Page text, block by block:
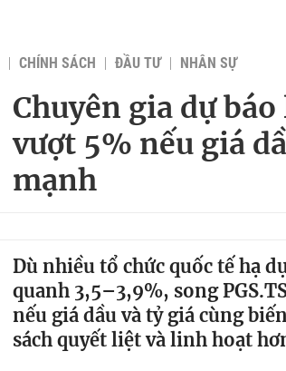
CHÍNH SÁCH ĐẦU TƯ NHÂN SỰ
Chuyên gia dự
vượt 5% nếu giá
mạnh
Dù nhiều tổ chức quốc tế hạ
quanh 3,5–3,9%, song
nếu giá dầu và tỷ giá cùng
sách quyết liệt và linh hoạt